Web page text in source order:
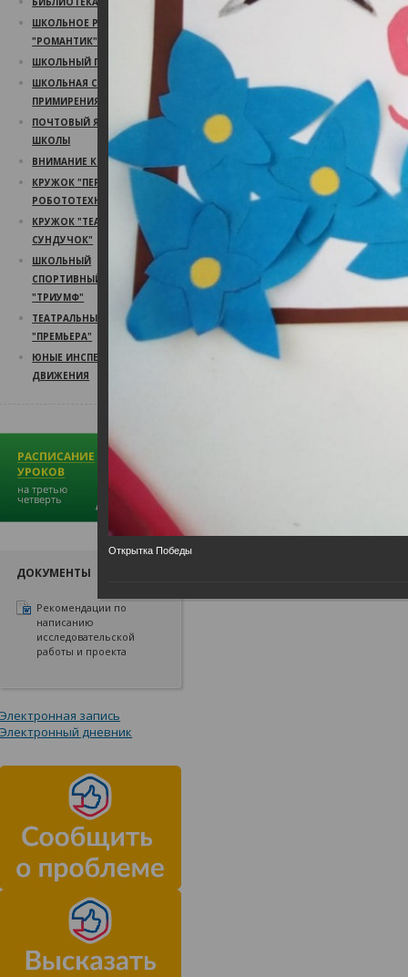
ШКОЛЬНОЕ РАДИО
"РОМАНТИК"
ШКОЛЬНЫЙ ПСИХОЛОГ
ШКОЛЬНАЯ СЛУЖБА
ПРИМИРЕНИЯ
ПОЧТОВЫЙ ЯЩИК
ШКОЛЫ
ВНИМАНИЕ КОНКУРС!
КРУЖОК "ПЕРВЫЙ ШАГ В
РОБОТОТЕХНИКУ"
КРУЖОК "ТЕАТРАЛЬНЫЙ
СУНДУЧОК"
ШКОЛЬНЫЙ
СПОРТИВНЫЙ КЛУБ
"ТРИУМФ"
ТЕАТРАЛЬНЫЙ КРУЖОК
"ПРЕМЬЕРА"
ЮНЫЕ ИНСПЕКТОРА
ДВИЖЕНИЯ
ДОКУМЕНТЫ
Рекомендации по
написанию
исследовательской
работы и проекта
Электронная запись
Электронный дневник
Открытка Победы